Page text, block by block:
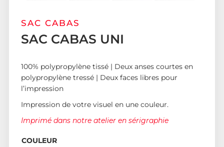
SAC CABAS
SAC CABAS UNI
100% polypropylène tissé | Deux anses courtes en
polypropylène tressé | Deux faces libres pour
l’impression
Impression de votre visuel en une couleur.
Imprimé dans notre atelier en sérigraphie
COULEUR